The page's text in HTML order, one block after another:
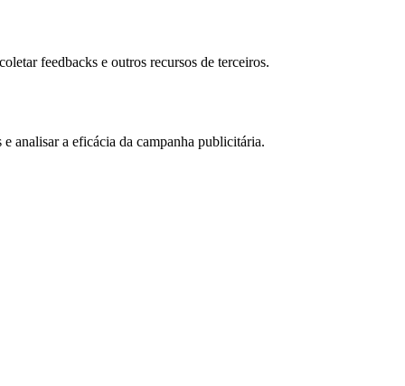
feedbacks e outros recursos de terceiros.
analisar a eficácia da campanha publicitária.